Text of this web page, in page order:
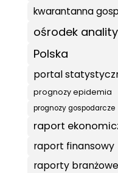
kwarantanna
ośrodek
Polska
portal
prognozy epidemia
prognozy gospodarcze
raport
raport finansowy
raporty branżowe